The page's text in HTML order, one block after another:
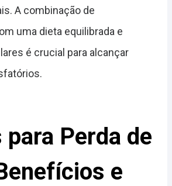
A combinação de
uma dieta equilibrada e
é crucial para alcançar
para Perda de
e